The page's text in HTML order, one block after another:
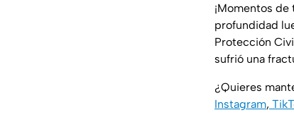
¡Momentos
profundidad
Protección
sufrió una
¿Quieres
Instagram,